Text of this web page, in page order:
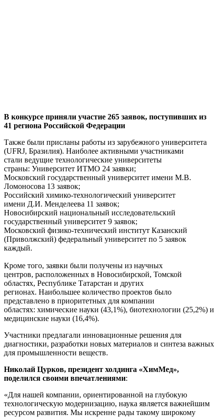
В конкурсе приняли участие 265 заявок, поступивших из
41 региона Российской Федерации
Также были присланы работы из зарубежного университета
(UFRJ, Бразилия). Наиболее активными участниками
стали ведущие технологические университеты
страны: Университет ИТМО 24 заявки;
Московский государственный университет имени М.В.
Ломоносова 13 заявок;
Российский химико-технологический университет
имени Д.И. Менделеева 11 заявок;
Новосибирский национальный исследовательский
государственный университет 9 заявок;
Московский физико-технический институт Казанский
(Приволжский) федеральный университет по 5 заявок
каждый.
Кроме того, заявки были получены из научных
центров, расположенных в Новосибирской, Томской
областях, Республике Татарстан и других
регионах. Наибольшее количество проектов было
представлено в приоритетных для компании
областях: химические науки (43,1%), биотехнологии (25,2%) и
медицинские науки (16,4%).
Участники предлагали инновационные решения для
диагностики, разработки новых материалов и синтеза важных
для промышленности веществ.
Николай Цурков, президент холдинга «ХимМед»,
поделился своими впечатлениями:
«Для нашей компании, ориентированной на глубокую
технологическую модернизацию, наука является важнейшим
ресурсом развития. Мы искренне рады такому широкому